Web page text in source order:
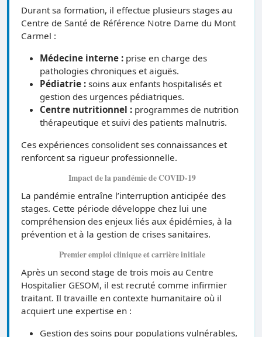
Durant sa formation, il effectue plusieurs stages au
Centre de Santé de Référence Notre Dame du Mont
Carmel :
Médecine interne : prise en charge des
pathologies chroniques et aiguës.
Pédiatrie : soins aux enfants hospitalisés et
gestion des urgences pédiatriques.
Centre nutritionnel : programmes de nutrition
thérapeutique et suivi des patients malnutris.
Ces expériences consolident ses connaissances et
renforcent sa rigueur professionnelle.
Impact de la pandémie de COVID-19
La pandémie entraîne l’interruption anticipée des
stages. Cette période développe chez lui une
compréhension des enjeux liés aux épidémies, à la
prévention et à la gestion de crises sanitaires.
Premier emploi clinique et carrière initiale
Après un second stage de trois mois au Centre
Hospitalier GESOM, il est recruté comme infirmier
traitant. Il travaille en contexte humanitaire où il
acquiert une expertise en :
Gestion des soins pour populations vulnérables,